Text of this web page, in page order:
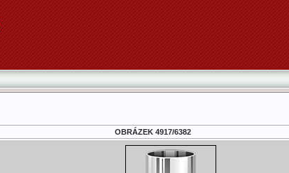
OBRÁZEK 4917/6382